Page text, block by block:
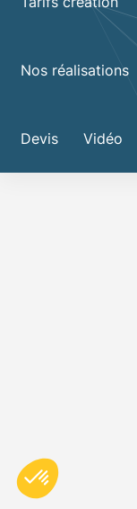
Nos réalisations
Devis Vidéo